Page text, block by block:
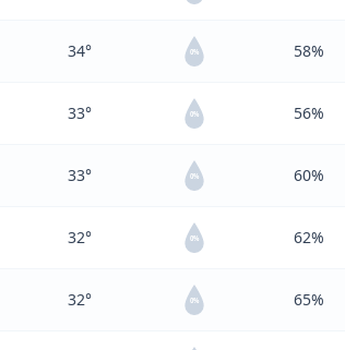
34° 0% 58%
33° 0% 56%
33° 0% 60%
32° 0% 62%
32° 0% 65%